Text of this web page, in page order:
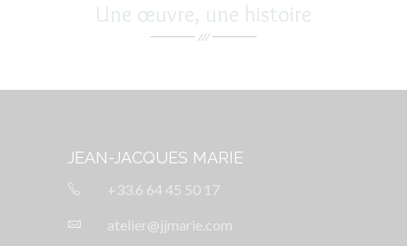
Une œuvre, une histoire
JEAN-JACQUES MARIE
+33.6 64 45 50 17
atelier@jjmarie.com